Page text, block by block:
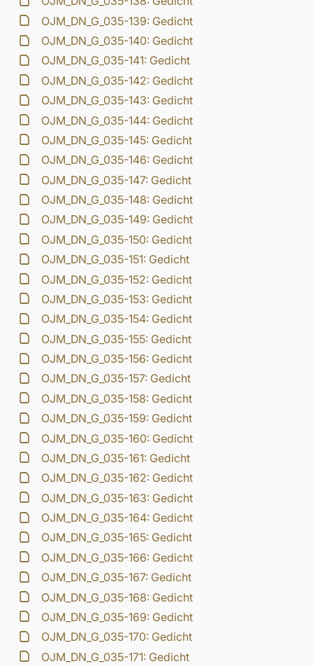
OJM_DN_G_035-139: Gedicht
OJM_DN_G_035-140: Gedicht
OJM_DN_G_035-141: Gedicht
OJM_DN_G_035-142: Gedicht
OJM_DN_G_035-143: Gedicht
OJM_DN_G_035-144: Gedicht
OJM_DN_G_035-145: Gedicht
OJM_DN_G_035-146: Gedicht
OJM_DN_G_035-147: Gedicht
OJM_DN_G_035-148: Gedicht
OJM_DN_G_035-149: Gedicht
OJM_DN_G_035-150: Gedicht
OJM_DN_G_035-151: Gedicht
OJM_DN_G_035-152: Gedicht
OJM_DN_G_035-153: Gedicht
OJM_DN_G_035-154: Gedicht
OJM_DN_G_035-155: Gedicht
OJM_DN_G_035-156: Gedicht
OJM_DN_G_035-157: Gedicht
OJM_DN_G_035-158: Gedicht
OJM_DN_G_035-159: Gedicht
OJM_DN_G_035-160: Gedicht
OJM_DN_G_035-161: Gedicht
OJM_DN_G_035-162: Gedicht
OJM_DN_G_035-163: Gedicht
OJM_DN_G_035-164: Gedicht
OJM_DN_G_035-165: Gedicht
OJM_DN_G_035-166: Gedicht
OJM_DN_G_035-167: Gedicht
OJM_DN_G_035-168: Gedicht
OJM_DN_G_035-169: Gedicht
OJM_DN_G_035-170: Gedicht
OJM_DN_G_035-171: Gedicht